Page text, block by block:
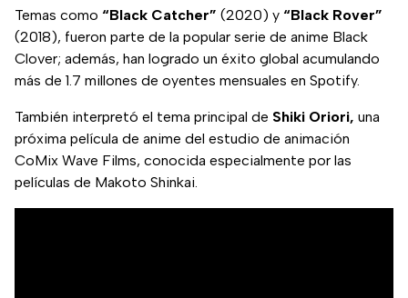
este género
musical.
Temas como “Black Catcher” (2020) y “Black Rover”
(2018), fueron parte de la popular serie de anime Black
Clover; además, han logrado un éxito global acumulando
más de 1.7 millones de oyentes mensuales en Spotify.
También interpretó el tema principal de Shiki Oriori, una
próxima película de anime del estudio de animación
CoMix Wave Films, conocida especialmente por las
películas de Makoto Shinkai.